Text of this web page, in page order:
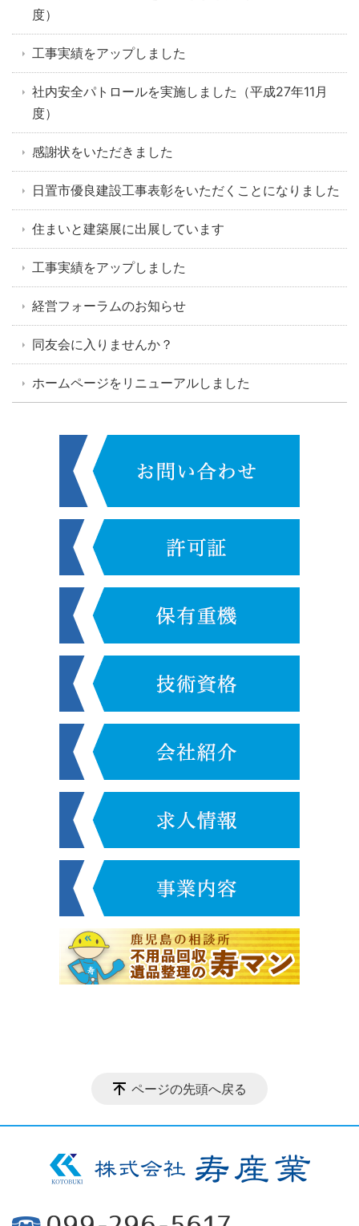
度）
工事実績をアップしました
社内安全パトロールを実施しました（平成27年11月
度）
感謝状をいただきました
日置市優良建設工事表彰をいただくことになりました
住まいと建築展に出展しています
工事実績をアップしました
経営フォーラムのお知らせ
同友会に入りませんか？
ホームページをリニューアルしました
ページの先頭へ戻る